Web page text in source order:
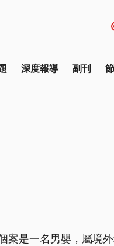
深度報導 副刊
案是一名男嬰，屬境